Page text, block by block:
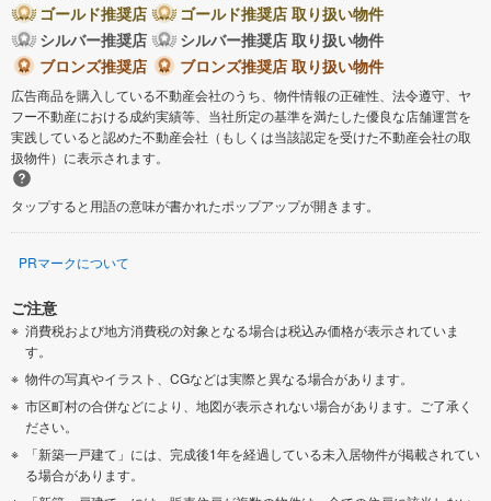
ゴールド推奨店
ゴールド推奨店 取り扱い物件
シルバー推奨店
シルバー推奨店 取り扱い物件
ブロンズ推奨店
ブロンズ推奨店 取り扱い物件
広告商品を購入している不動産会社のうち、物件情報の正確性、法令遵守、ヤ
フー不動産における成約実績等、当社所定の基準を満たした優良な店舗運営を
実践していると認めた不動産会社（もしくは当該認定を受けた不動産会社の取
扱物件）に表示されます。
タップすると用語の意味が書かれたポップアップが開きます。
PRマークについて
ご注意
消費税および地方消費税の対象となる場合は税込み価格が表示されていま
す。
物件の写真やイラスト、CGなどは実際と異なる場合があります。
市区町村の合併などにより、地図が表示されない場合があります。ご了承く
ださい。
「新築一戸建て」には、完成後1年を経過している未入居物件が掲載されてい
る場合があります。